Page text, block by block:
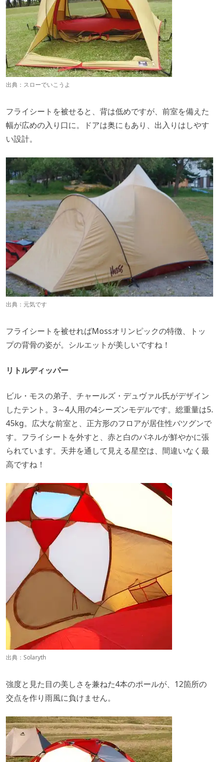
出典： スローでいこうよ
フライシートを被せると、背は低めですが、前室を備えた
幅が広めの入り口に。ドアは奥にもあり、出入りはしやす
い設計。
出典： 元気です
フライシートを被せればMossオリンピックの特徴、トッ
プの背骨の姿が。シルエットが美しいですね！
リトルディッパー
ビル・モスの弟子、チャールズ・デュヴァル氏がデザイン
したテント。3～4人用の4シーズンモデルです。総重量は5.
45kg。広大な前室と、正方形のフロアが居住性バツグンで
す。フライシートを外すと、赤と白のパネルが鮮やかに張
られています。天井を通して見える星空は、間違いなく最
高ですね！
出典： Solaryth
強度と見た目の美しさを兼ねた4本のポールが、12箇所の
交点を作り雨風に負けません。